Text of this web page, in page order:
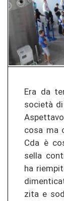
Era da
società
co­sa ma
Cda è
sella
ha
zi­ta e